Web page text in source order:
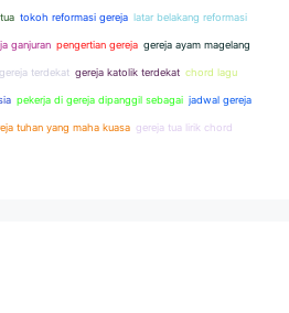
tokoh reformasi gereja latar belakang reformasi
ganjuran pengertian gereja gereja ayam magelang
gereja terdekat gereja katolik terdekat chord lagu
pekerja di gereja dipanggil sebagai jadwal gereja
tuhan yang maha kuasa gereja tua lirik chord